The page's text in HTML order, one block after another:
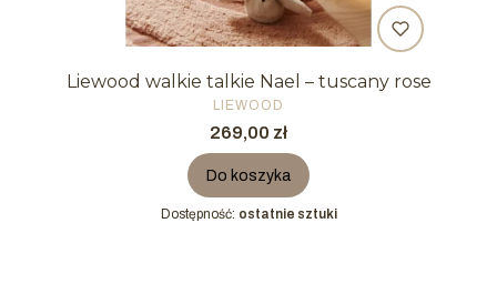
Liewood walkie talkie Nael – tuscany rose
PRODUCENT
LIEWOOD
Cena
269,00 zł
Do koszyka
Dostępność: ostatnie sztuki